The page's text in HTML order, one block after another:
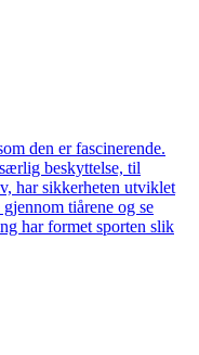
den er fascinerende.
beskyttelse, til
har sikkerheten utviklet
tiårene og se
har formet sporten slik